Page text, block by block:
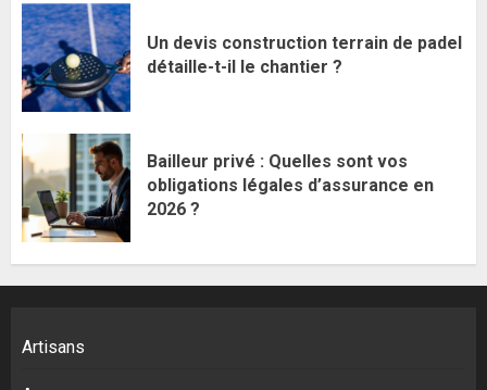
Un devis construction terrain de padel
détaille-t-il le chantier ?
Bailleur privé : Quelles sont vos
obligations légales d’assurance en
2026 ?
Artisans